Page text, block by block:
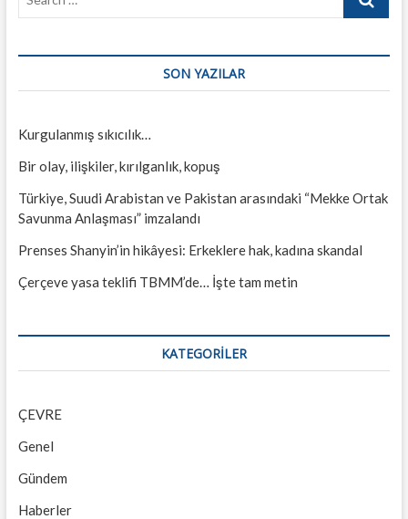
girdi…
SON YAZILAR
Kurgulanmış sıkıcılık…
Bir olay, ilişkiler, kırılganlık, kopuş
Türkiye, Suudi Arabistan ve Pakistan arasındaki “Mekke Ortak
Savunma Anlaşması” imzalandı
Prenses Shanyin’in hikâyesi: Erkeklere hak, kadına skandal
Çerçeve yasa teklifi TBMM’de… İşte tam metin
KATEGORILER
ÇEVRE
Genel
Gündem
Haberler